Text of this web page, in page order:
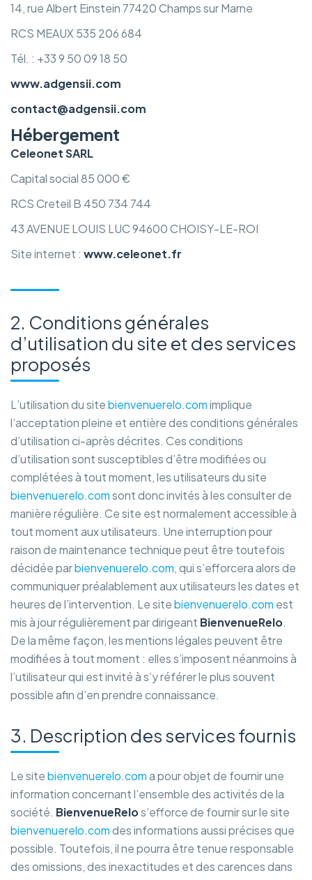
14, rue Albert Einstein 77420 Champs sur Marne
RCS MEAUX 535 206 684
Tél. : +33 9 50 09 18 50
www.adgensii.com
contact@adgensii.com
Hébergement
Celeonet SARL
Capital social 85 000 €
RCS Creteil B 450 734 744
43 AVENUE LOUIS LUC 94600 CHOISY-LE-ROI
Site internet : www.celeonet.fr
2. Conditions générales
d’utilisation du site et des services
proposés
L’utilisation du sitebienvenuerelo.comimplique
l’acceptation pleine et entière des conditions générales
d’utilisation ci-après décrites. Ces conditions
d’utilisation sont susceptibles d’être modifiées ou
complétées à tout moment, les utilisateurs du site
bienvenuerelo.comsont donc invités à les consulter de
manière régulière. Ce site est normalement accessible à
tout moment aux utilisateurs. Une interruption pour
raison de maintenance technique peut être toutefois
décidée parbienvenuerelo.com, qui s’efforcera alors de
communiquer préalablement aux utilisateurs les dates et
heures de l’intervention. Le sitebienvenuerelo.com est
mis à jour régulièrement par dirigeant BienvenueRelo.
De la même façon, les mentions légales peuvent être
modifiées à tout moment : elles s’imposent néanmoins à
l’utilisateur qui est invité à s’y référer le plus souvent
possible afin d’en prendre connaissance.
3. Description des services fournis
Le sitebienvenuerelo.coma pour objet de fournir une
information concernant l’ensemble des activités de la
société. BienvenueRelos’efforce de fournir sur le site
bienvenuerelo.comdes informations aussi précises que
possible. Toutefois, il ne pourra être tenue responsable
des omissions, des inexactitudes et des carences dans